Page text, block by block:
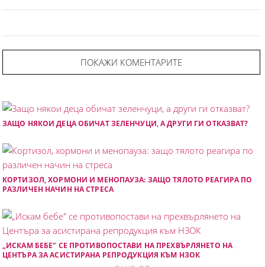
ПОКАЖИ КОМЕНТАРИТЕ
ЗАЩО НЯКОИ ДЕЦА ОБИЧАТ ЗЕЛЕНЧУЦИ, А ДРУГИ ГИ ОТКАЗВАТ?
КОРТИЗОЛ, ХОРМОНИ И МЕНОПАУЗА: ЗАЩО ТЯЛОТО РЕАГИРА ПО
РАЗЛИЧЕН НАЧИН НА СТРЕСА
„ИСКАМ БЕБЕ" СЕ ПРОТИВОПОСТАВИ НА ПРЕХВЪРЛЯНЕТО НА
ЦЕНТЪРА ЗА АСИСТИРАНА РЕПРОДУКЦИЯ КЪМ НЗОК